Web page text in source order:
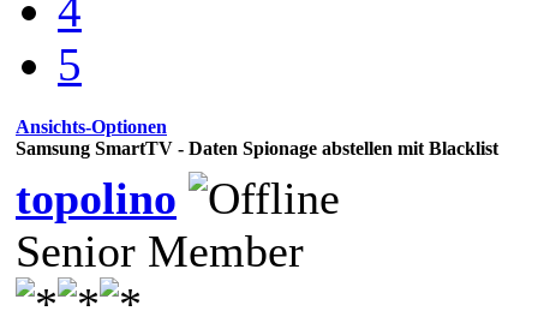
5
Ansichts-Optionen
Samsung SmartTV - Daten Spionage abstellen mit Blacklist
topolino
Senior Member